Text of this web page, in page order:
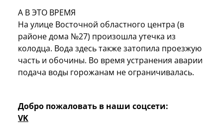
А В ЭТО ВРЕМЯ
На улице Восточной областного центра (в
районе дома №27) произошла утечка из
колодца. Вода здесь также затопила проезжую
часть и обочины. Во время устранения аварии
подача воды горожанам не ограничивалась.
Добро пожаловать в наши соцсети:
VK